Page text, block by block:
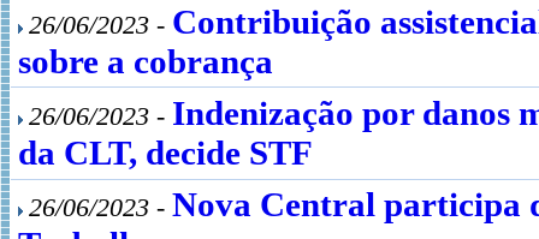
26/06/2023 - Contribuição
sobre a cobrança
26/06/2023 - Indenização por danos
da CLT, decide STF
26/06/2023 - Nova Central participa